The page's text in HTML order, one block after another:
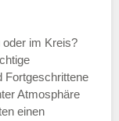
oder im Kreis?
Fortgeschrittene
Atmosphäre
einen